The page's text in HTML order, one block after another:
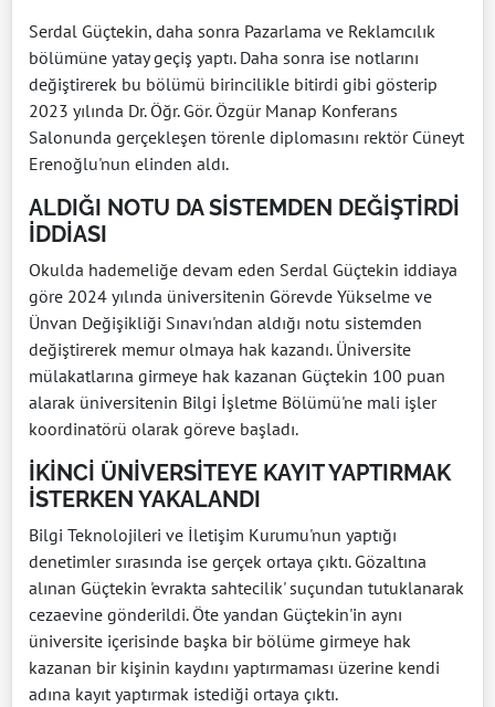
Serdal Güçtekin, daha sonra Pazarlama ve Reklamcılık
bölümüne yatay geçiş yaptı. Daha sonra ise notlarını
değiştirerek bu bölümü birincilikle bitirdi gibi gösterip
2023 yılında Dr. Öğr. Gör. Özgür Manap Konferans
Salonunda gerçekleşen törenle diplomasını rektör Cüneyt
Erenoğlu'nun elinden aldı.
ALDIĞI NOTU DA SİSTEMDEN DEĞİŞTİRDİ
İDDİASI
Okulda hademeliğe devam eden Serdal Güçtekin iddiaya
göre 2024 yılında üniversitenin Görevde Yükselme ve
Ünvan Değişikliği Sınavı'ndan aldığı notu sistemden
değiştirerek memur olmaya hak kazandı. Üniversite
mülakatlarına girmeye hak kazanan Güçtekin 100 puan
alarak üniversitenin Bilgi İşletme Bölümü'ne mali işler
koordinatörü olarak göreve başladı.
İKİNCİ ÜNİVERSİTEYE KAYIT YAPTIRMAK
İSTERKEN YAKALANDI
Bilgi Teknolojileri ve İletişim Kurumu'nun yaptığı
denetimler sırasında ise gerçek ortaya çıktı. Gözaltına
alınan Güçtekin 'evrakta sahtecilik' suçundan tutuklanarak
cezaevine gönderildi. Öte yandan Güçtekin'in aynı
üniversite içerisinde başka bir bölüme girmeye hak
kazanan bir kişinin kaydını yaptırmaması üzerine kendi
adına kayıt yaptırmak istediği ortaya çıktı.